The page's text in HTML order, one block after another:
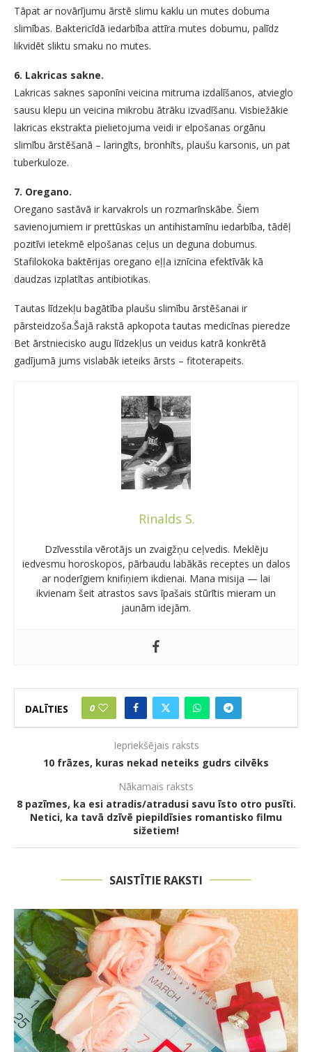
Tāpat ar novārījumu ārstē slimu kaklu un mutes dobuma
slimības. Baktericīdā iedarbība attīra mutes dobumu, palīdz
likvidēt sliktu smaku no mutes.
6. Lakricas sakne.
Lakricas saknes saponīni veicina mitruma izdalīšanos, atvieglo
sausu klepu un veicina mikrobu ātrāku izvadīšanu. Visbiežākie
lakricas ekstrakta pielietojuma veidi ir elpošanas orgānu
slimību ārstēšanā – laringīts, bronhīts, plaušu karsonis, un pat
tuberkuloze.
7. Oregano.
Oregano sastāvā ir karvakrols un rozmarīnskābe. Šiem
savienojumiem ir prettūskas un antihistamīnu iedarbība, tādēļ
pozitīvi ietekmē elpošanas ceļus un deguna dobumus.
Stafilokoka baktērijas oregano eļļa iznīcina efektīvāk kā
daudzas izplatītas antibiotikas.
Tautas līdzekļu bagātība plaušu slimību ārstēšanai ir
pārsteidzoša.Šajā rakstā apkopota tautas medicīnas pieredze
Bet ārstniecisko augu līdzekļus un veidus katrā konkrētā
gadījumā jums vislabāk ieteiks ārsts – fitoterapeits.
Rinalds S.
Dzīvesstila vērotājs un zvaigžņu ceļvedis. Meklēju
iedvesmu horoskopos, pārbaudu labākās receptes un dalos
ar noderīgiem knifiņiem ikdienai. Mana misija — lai
ikvienam šeit atrastos savs īpašais stūrītis mieram un
jaunām idejām.
DALĪTIES 0
Iepriekšējais raksts
10 frāzes, kuras nekad neteiks gudrs cilvēks
Nākamais raksts
8 pazīmes, ka esi atradis/atradusi savu īsto otro pusīti.
Netici, ka tavā dzīvē piepildīsies romantisko filmu
sižetiem!
SAISTĪTIE RAKSTI